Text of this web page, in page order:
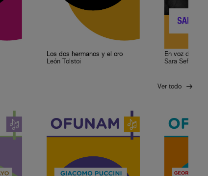
Los dos hermanos y el oro
León Tolstoi
En voz de
Sara
Ver todo